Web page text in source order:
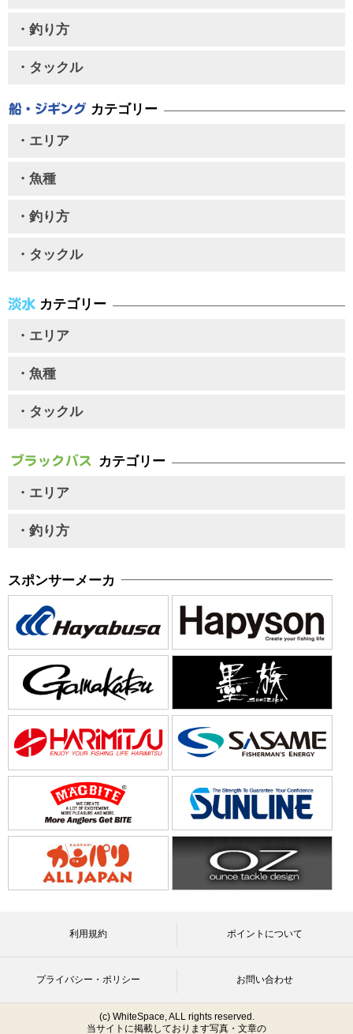
・釣り方
・タックル
カテゴリー
・エリア
・魚種
・釣り方
・タックル
カテゴリー
・エリア
・魚種
・タックル
カテゴリー
・エリア
・釣り方
スポンサーメーカ
利用規約 ポイントについて
プライバシー・ポリシー お問い合わせ
(c) WhiteSpace, ALL rights reserved.
当サイトに掲載しております写真・文章の